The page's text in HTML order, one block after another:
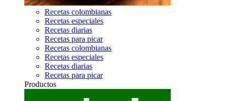
Recetas colombianas
Recetas especiales
Recetas diarias
Recetas para picar
Recetas colombianas
Recetas especiales
Recetas diarias
Recetas para picar
Productos